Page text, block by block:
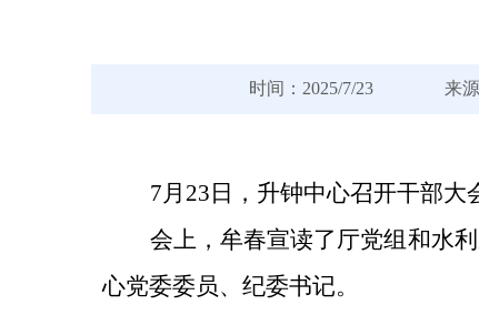
时间：2025/7/23 来
7月23日，升钟中心召开干部大
会上，牟春宣读了厅党组和水
心党委委员、纪委书记。